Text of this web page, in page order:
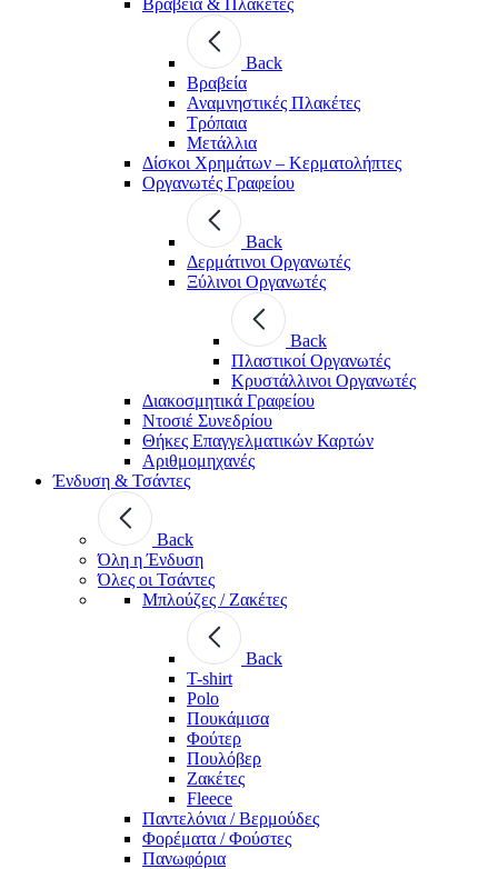
Back
Βραβεία
Αναμνηστικές Πλακέτες
Τρόπαια
Μετάλλια
Δίσκοι Χρημάτων – Κερματολήπτες
Οργανωτές Γραφείου
Back
Δερμάτινοι Οργανωτές
Ξύλινοι Οργανωτές
Back
Πλαστικοί Οργανωτές
Κρυστάλλινοι Οργανωτές
Διακοσμητικά Γραφείου
Ντοσιέ Συνεδρίου
Θήκες Επαγγελματικών Καρτών
Αριθμομηχανές
Ένδυση & Τσάντες
Back
Όλη η Ένδυση
Όλες οι Τσάντες
Μπλούζες / Ζακέτες
Back
T-shirt
Polo
Πουκάμισα
Φούτερ
Πουλόβερ
Ζακέτες
Fleece
Παντελόνια / Βερμούδες
Φορέματα / Φούστες
Πανωφόρια